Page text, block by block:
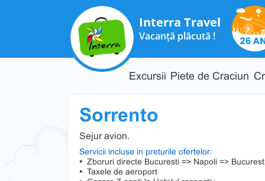
Interra Travel
Vacanță plăcută !
Excursii Piete de Craciun
Sorrento
Sejur avion.
Servicii incluse in preturile ofertelor:
• Zboruri directe Bucuresti => Napoli =>
• Taxele de aeroport